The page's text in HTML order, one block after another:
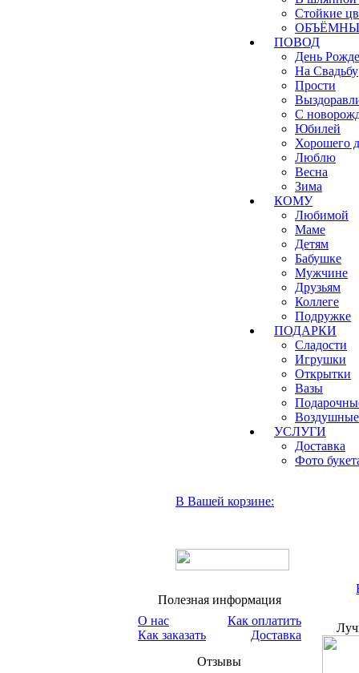
Стойкие
ПОВОД
День
На Свадьбу
Прости
С
Юбилей
Хорошего
Люблю
Весна
Зима
КОМУ
Любимой
Маме
Детям
Бабушке
Мужчине
Друзьям
Коллеге
Подружке
ПОДАРКИ
Сладости
Игрушки
Открытки
Вазы
УСЛУГИ
Доставка
Фото
В Вашей корзине:
Полезная информация
О нас
Как заказать
Как оплатить
Доставка
Отзывы